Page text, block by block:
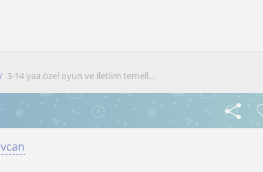
3-14 yaa özel oyun ve iletiim temell...